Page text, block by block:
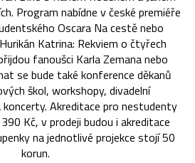
Program nabídne v české premiéře
Oscara Na cestě nebo
Katrina: Rekviem o čtyřech
fanoušci Karla Zemana nebo
se bude také konference děkanů
škol, workshopy, divadelní
Akreditace pro nestudenty
Kč, v prodeji budou i akreditace
na jednotlivé projekce stojí 50
korun.